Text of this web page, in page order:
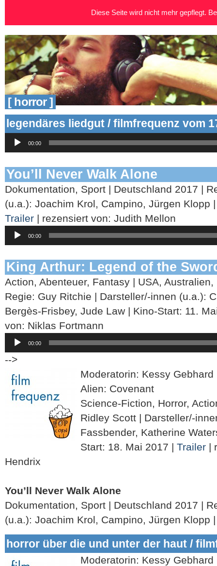
[ horror ]
legendäres liedgut / filmfrequenz vom
Player
00:00
You’ll Never Walk Alone
Dokumentation, Sport | Deutschland 2017 |
(u.a.): Joachim Krol, Campino, Jürgen Klopp
Trailer | rezensiert von: Judith Mellon
Player
00:00
King Arthur: Legend of the
Action, Abenteuer, Fantasy | USA,
Regie: Guy Ritchie | Darsteller/-innen (u.a.):
Bergès-Frisbey, Jude Law | Kino-Start: 11.
von: Niklas Fortmann
Player
00:00
-->
Moderatorin: Kessy Gebhard
Alien: Covenant
Science-Fiction, Horror,
Ridley Scott | Darsteller/-
Fassbender, Katherine
Start: 18. Mai 2017 | Trailer |
Hendrix
You’ll Never Walk Alone
Dokumentation, Sport | Deutschland 2017 |
(u.a.): Joachim Krol, Campino, Jürgen
horror über die und unter der haut /
Moderatorin: Kessy Gebhard
Diese Seite wird nicht mehr gepflegt.